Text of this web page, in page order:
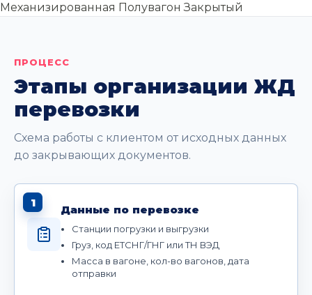
Механизированная Полувагон Закрытый
ПРОЦЕСС
Этапы организации ЖД
перевозки
Схема работы с клиентом от исходных данных
до закрывающих документов.
1
Данные по перевозке
Станции погрузки и выгрузки
Груз, код ЕТСНГ/ГНГ или ТН ВЭД
Масса в вагоне, кол-во вагонов, дата
отправки